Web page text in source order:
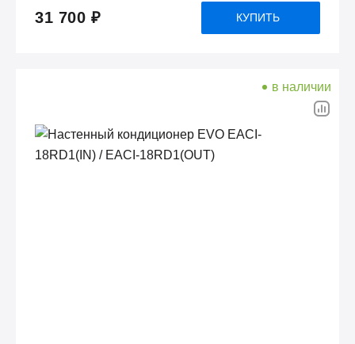
31 700 ₽ КУПИТЬ
в наличии